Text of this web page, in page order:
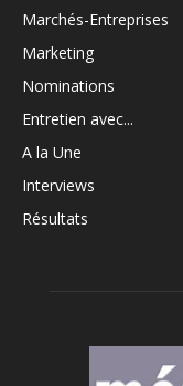
Marchés-Entreprises
Marketing
Nominations
Entretien avec...
A la Une
Interviews
Résultats